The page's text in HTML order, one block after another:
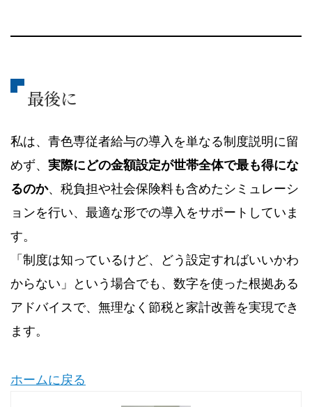
最後に
私は、青色専従者給与の導入を単なる制度説明に留
めず、 実際にどの金額設定が世帯全体で最も得にな
るのか、税負担や社会保険料も含めたシミュレーシ
ョンを行い、最適な形での導入をサポートしていま
す。
「制度は知っているけど、どう設定すればいいかわ
からない」という場合でも、数字を使った根拠ある
アドバイスで、無理なく節税と家計改善を実現でき
ます。
ホームに戻る